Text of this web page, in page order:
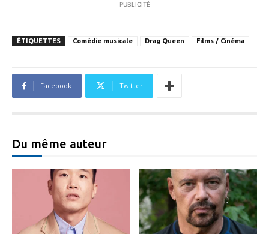
PUBLICITÉ
ÉTIQUETTES Comédie musicale Drag Queen Films / Cinéma
Facebook Twitter
Du même auteur